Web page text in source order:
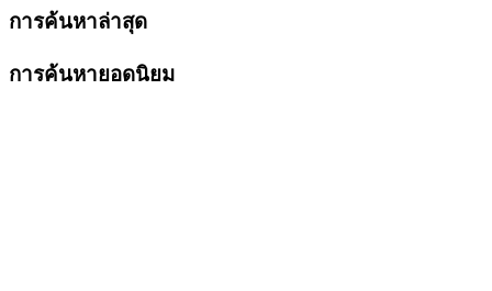
การค้นหาล่าสุด
การค้นหายอดนิยม